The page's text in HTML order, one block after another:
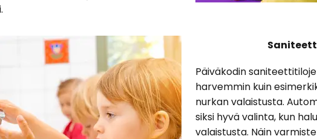
Päiväkodin
harvemmin kuin
nurkan valaistusta.
siksi hyvä valinta, kun
valaistusta. Näin